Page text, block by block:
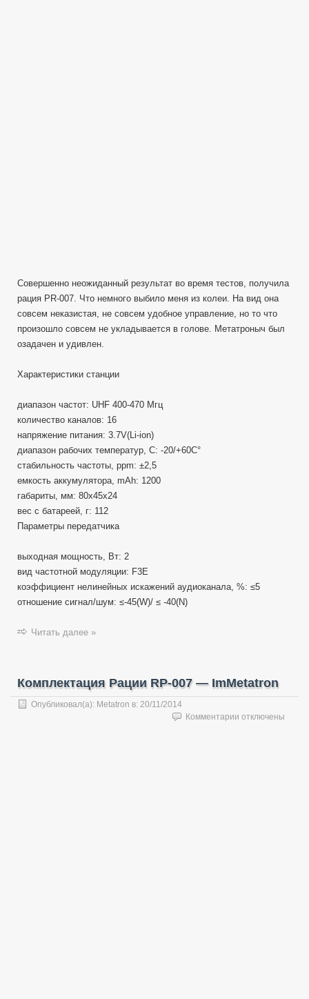
Совершенно неожиданный результат во время тестов, получила
рация PR-007. Что немного выбило меня из колеи. На вид она
совсем неказистая, не совсем удобное управление, но то что
произошло совсем не укладывается в голове. Метатроныч был
озадачен и удивлен.
Характеристики станции
диапазон частот: UHF 400-470 Мгц
количество каналов: 16
напряжение питания: 3.7V(Li-ion)
диапазон рабочих температур, С: -20/+60C°
стабильность частоты, ppm: ±2,5
емкость аккумулятора, mAh: 1200
габариты, мм: 80х45х24
вес с батареей, г: 112
Параметры передатчика
выходная мощность, Вт: 2
вид частотной модуляции: F3E
коэффициент нелинейных искажений аудиоканала, %: ≤5
отношение сигнал/шум: ≤-45(W)/ ≤ -40(N)
Читать далее »
Комплектация Рации RP-007 — ImMetatron
Опубликовал(а): Metatron в: 20/11/2014
Комментарии котключены